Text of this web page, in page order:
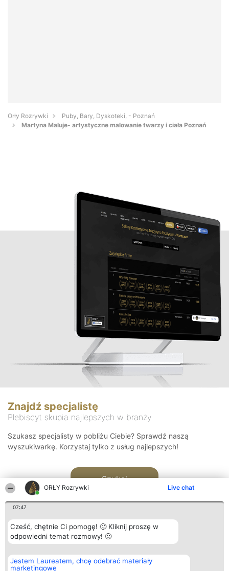
ORŁY Rozrywki Live chat
07:47
Cześć, chętnie Ci pomogę! 🙂 Kliknij proszę w
odpowiedni temat rozmowy! 🙂
Jestem Laureatem, chcę odebrać materiały
marketingowe
Orły Rozrywki
Puby, Bary, Dyskoteki, - Poznań
Martyna Maluje- artystyczne malowanie twarzy i ciała Poznań
Znajdź specjalistę
Plebiscyt skupia najlepszych w branży
Szukasz specjalisty w pobliżu Ciebie? Sprawdź naszą
wyszukiwarkę. Korzystaj tylko z usług najlepszych!
Szukaj
Organizator plebiscytu
Bright Side Solutions sp. z o.
o. sp. k.
Plebiscyt
Laureaci
Kontakt
Kontakt